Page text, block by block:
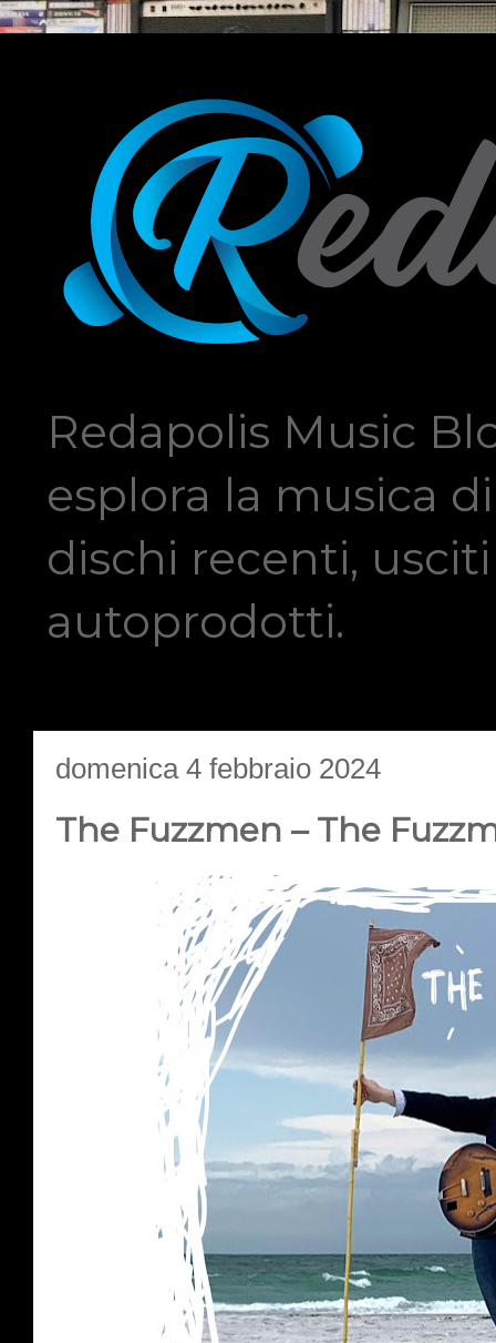
Redapolis Music
esplora la musica
dischi recenti,
autoprodotti.
domenica 4 febbraio 2024
The Fuzzmen – The